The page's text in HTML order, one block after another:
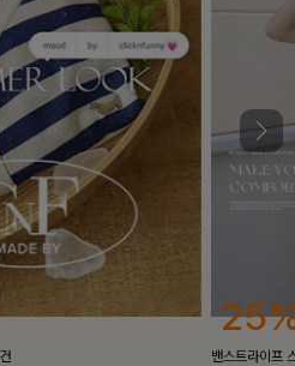
10%
[5천장돌파/